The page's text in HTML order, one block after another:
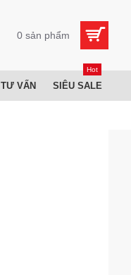
0 sản phẩm
TƯ VẤN SIÊU SALE
Hot